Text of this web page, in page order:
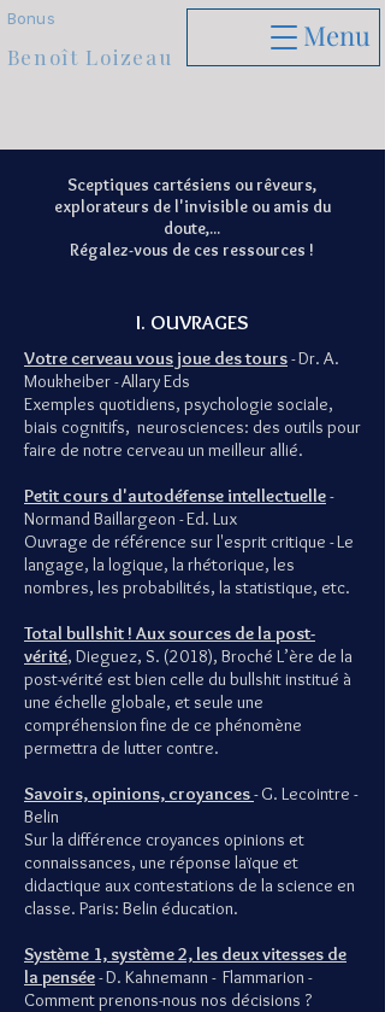
Menu
Benoît Loizeau
Bonus
Sceptiques cartésiens ou rêveurs,
explorateurs de l'invisible ou amis du
doute,...
Régalez-vous de ces ressources !
I. OUVRAGES
Votre cerveau vous joue des tours- Dr. A.
Moukheiber - Allary Eds
Exemples quotidiens, psychologie sociale,
biais cognitifs, neurosciences: des outils pour
faire de notre cerveau un meilleur allié.
Petit cours d'autodéfense intellectuelle-
Normand Baillargeon - Ed. Lux
Ouvrage de référence sur l'esprit critique - Le
langage, la logique, la rhétorique, les
nombres, les probabilités, la statistique, etc.
Total bullshit ! Aux sources de la post-
vérité, Dieguez, S. (2018), Broché L’ère de la
post-vérité est bien celle du bullshit institué à
une échelle globale, et seule une
compréhension fine de ce phénomène
permettra de lutter contre.
Savoirs, opinions, croyances- G. Lecointre -
Belin
Sur la différence croyances opinions et
connaissances, une réponse laïque et
didactique aux contestations de la science en
classe. Paris: Belin éducation.
Système 1, système 2, les deux vitesses de
la pensée- D. Kahnemann - Flammarion -
Comment prenons-nous nos décisions ?